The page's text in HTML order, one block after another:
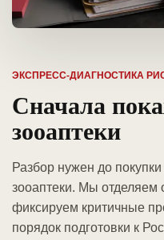
ЭКСПРЕСС-ДИАГНОСТИКА
Сначала
зооаптеки
Разбор нужен до
зооаптеки. Мы отделяем
фиксируем критичные
порядок подготовки к